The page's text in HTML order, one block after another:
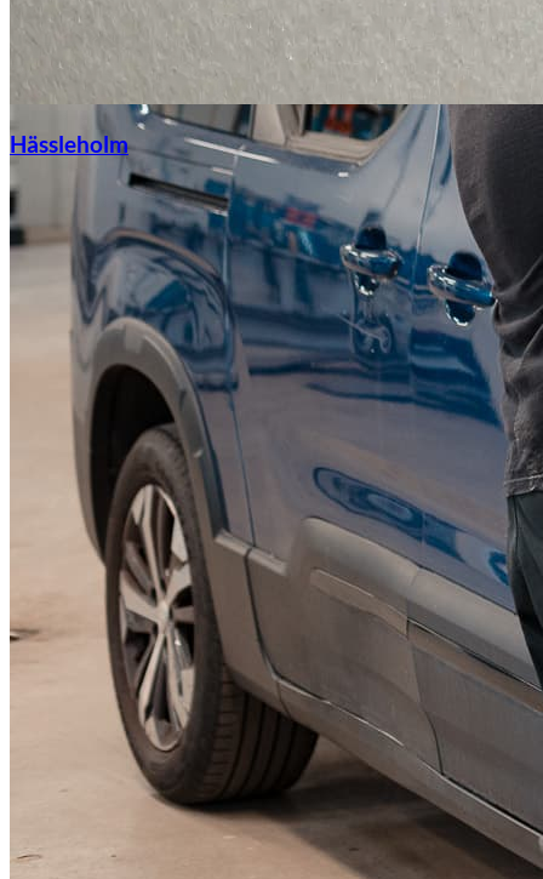
KGM Pickups
Fordonstyp
PickupTransportbilPersonbil
Visa alla fordon
Hässleholm